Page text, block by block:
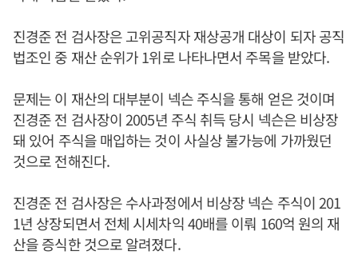
진경준 전 검사장은 고위공직자 재상공개 대상이 되자 공직
법조인 중 재산 순위가 1위로 나타나면서 주목을 받았다.
문제는 이 재산의 대부분이 넥슨 주식을 통해 얻은 것이며
진경준 전 검사장이 2005년 주식 취득 당시 넥슨은 비상장
돼 있어 주식을 매입하는 것이 사실상 불가능에 가까웠던
것으로 전해진다.
진경준 전 검사장은 수사과정에서 비상장 넥슨 주식이 201
1년 상장되면서 전체 시세차익 40배를 이뤄 160억 원의 재
산을 증식한 것으로 알려졌다.